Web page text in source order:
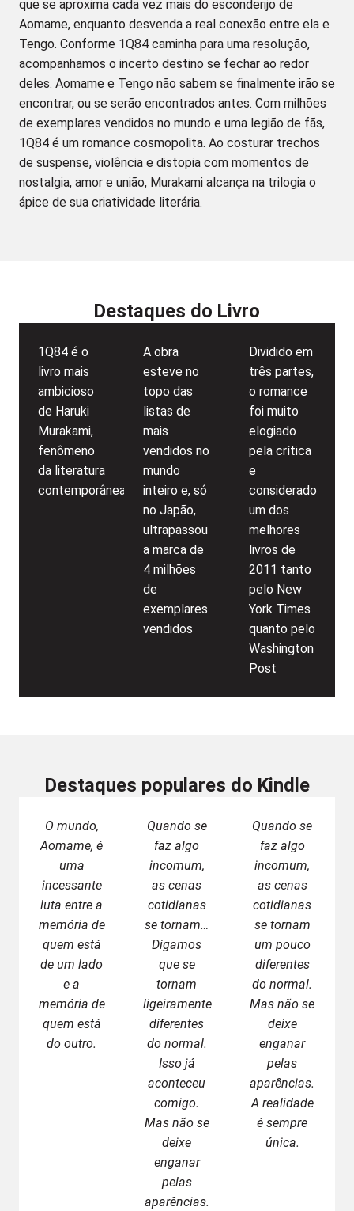
que se aproxima cada vez mais do esconderijo de
Aomame, enquanto desvenda a real conexão entre ela e
Tengo. Conforme 1Q84 caminha para uma resolução,
acompanhamos o incerto destino se fechar ao redor
deles. Aomame e Tengo não sabem se finalmente irão se
encontrar, ou se serão encontrados antes. Com milhões
de exemplares vendidos no mundo e uma legião de fãs,
1Q84 é um romance cosmopolita. Ao costurar trechos
de suspense, violência e distopia com momentos de
nostalgia, amor e união, Murakami alcança na trilogia o
ápice de sua criatividade literária.
Destaques do Livro
1Q84 é o
livro mais
ambicioso
de Haruki
Murakami,
fenômeno
da literatura
contemporânea
A obra
esteve no
topo das
listas de
mais
vendidos no
mundo
inteiro e, só
no Japão,
ultrapassou
a marca de
4 milhões
de
exemplares
vendidos
Dividido em
três partes,
o romance
foi muito
elogiado
pela crítica
e
considerado
um dos
melhores
livros de
2011 tanto
pelo New
York Times
quanto pelo
Washington
Post
Destaques populares do Kindle
O mundo,
Aomame, é
uma
incessante
luta entre a
memória de
quem está
de um lado
e a
memória de
quem está
do outro.
Quando se
faz algo
incomum,
as cenas
cotidianas
se tornam…
Digamos
que se
tornam
ligeiramente
diferentes
do normal.
Isso já
aconteceu
comigo.
Mas não se
deixe
enganar
pelas
aparências.
Quando se
faz algo
incomum,
as cenas
cotidianas
se tornam
um pouco
diferentes
do normal.
Mas não se
deixe
enganar
pelas
aparências.
A realidade
é sempre
única.